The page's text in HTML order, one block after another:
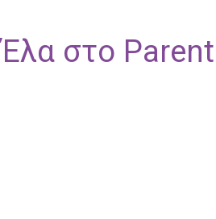
Έλα στο